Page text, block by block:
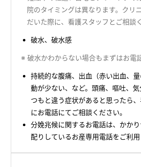
院のタイミングは異なります。クリ
だいた際に、看護スタッフとご相談
破水、破水感
※ 破水かわからない場合もまずはお電
持続的な腹痛、出血（赤い出血、
動が少ない、など。頭痛、嘔吐、
つもと違う症状があると思ったら
にお電話にてご相談ください。
分娩兆候に関するお電話は、かか
配りしているお産専用電話をご利用